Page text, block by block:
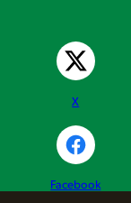
X
Facebook